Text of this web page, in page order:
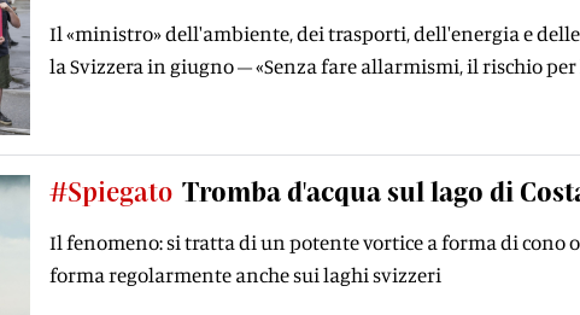
Il «ministro» dell'ambiente, dei trasporti, dell'energia e
la Svizzera in giugno – «Senza fare allarmismi, il rischio
#Spiegato Tromba d'acqua sul lago di
Il fenomeno: si tratta di un potente vortice a forma di cono
forma regolarmente anche sui laghi svizzeri